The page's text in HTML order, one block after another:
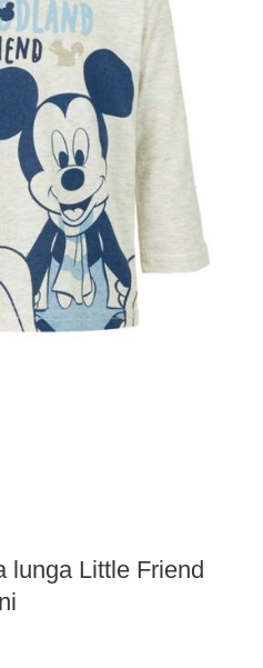
lunga Little Friend